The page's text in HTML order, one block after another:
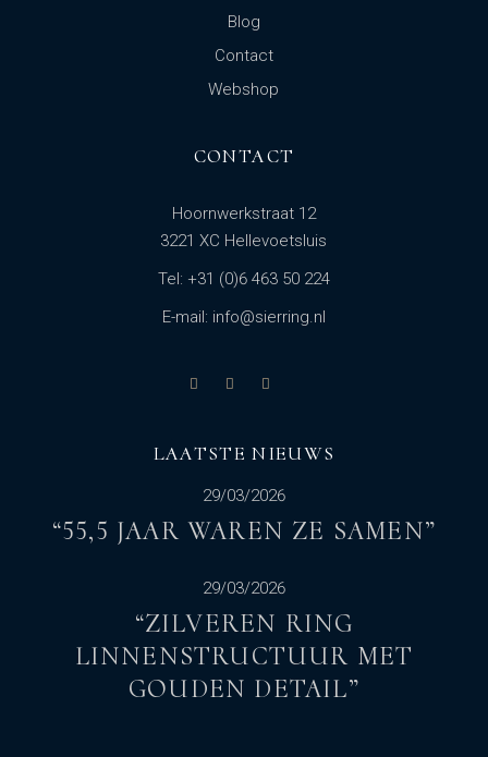
Blog
Contact
Webshop
CONTACT
Hoornwerkstraat 12
3221 XC Hellevoetsluis
Tel: +31 (0)6 463 50 224
E-mail: info@sierring.nl
LAATSTE NIEUWS
29/03/2026
“55,5 JAAR WAREN ZE SAMEN”
29/03/2026
“ZILVEREN RING
LINNENSTRUCTUUR MET
GOUDEN DETAIL”